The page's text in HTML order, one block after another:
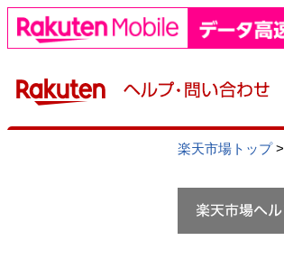
楽天市場トップ>